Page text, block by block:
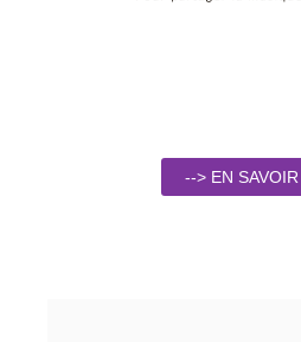
--> EN